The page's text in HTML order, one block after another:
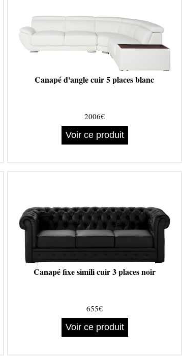
Canapé d'angle cuir 5 places blanc
2006€
Voir ce produit
Canapé fixe simili cuir 3 places noir
655€
Voir ce produit